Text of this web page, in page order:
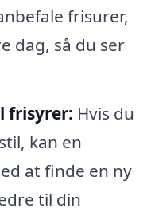
frisurer,
dag, så du ser
frisyrer: Hvis du
kan en
at finde en ny
til din